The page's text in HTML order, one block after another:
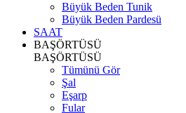
Büyük Beden Tunik
Büyük Beden Pardesü
SAAT
BAŞÖRTÜSÜ
BAŞÖRTÜSÜ
Tümünü Gör
Şal
Eşarp
Fular